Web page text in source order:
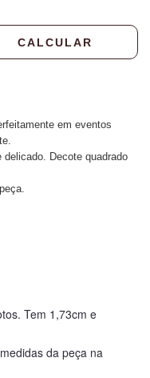
CALCULAR
em eventos
Decote quadrado
Tem 1,73cm e
da peça na